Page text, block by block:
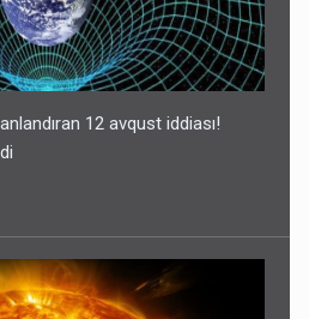
12 avqust iddiası!